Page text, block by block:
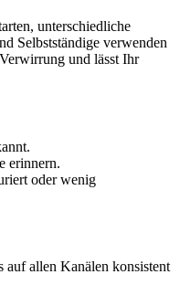
unterschiedliche
Selbstständige verwenden
und lässt Ihr
erinnern.
oder wenig
auf allen Kanälen konsistent